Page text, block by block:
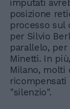
imputati
posizione
processo sul
per Silvio
parallelo,
Minetti. In
Milano, molti
ricompensati
"silenzio".